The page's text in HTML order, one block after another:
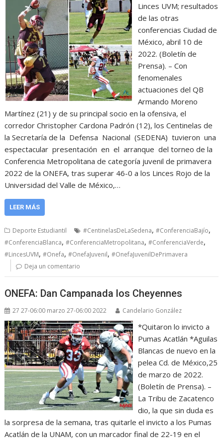
Linces UVM; resultados
de las otras
conferencias Ciudad de
México, abril 10 de
2022. (Boletín de
Prensa). – Con
fenomenales
actuaciones del QB
Armando Moreno
Martínez (21) y de su principal socio en la ofensiva, el
corredor Christopher Cardona Padrón (12), los Centinelas de
la Secretaría de la Defensa Nacional (SEDENA) tuvieron una
espectacular presentación en el arranque del torneo de la
Conferencia Metropolitana de categoría juvenil de primavera
2022 de la ONEFA, tras superar 46-0 a los Linces Rojo de la
Universidad del Valle de México,…
LEER MÁS
Deporte Estudiantil #CentinelasDeLaSedena,#ConferenciaBajío,
#ConferenciaBlanca,#ConferenciaMetropolitana,#ConferenciaVerde,
#LincesUVM,#Onefa,#OnefaJuvenil,#OnefaJuvenilDePrimavera
Deja un comentario
ONEFA: Dan Campanada los Cheyennes
27 27-06:00 marzo 27-06:00 2022 Candelario González
*Quitaron lo invicto a
Pumas Acatlán *Aguilas
Blancas de nuevo en la
pelea Cd. de México,25
de marzo de 2022.
(Boletín de Prensa). –
La Tribu de Zacatenco
dio, la que sin duda es
la sorpresa de la semana, tras quitarle el invicto a los Pumas
Acatlán de la UNAM, con un marcador final de 22-19 en el